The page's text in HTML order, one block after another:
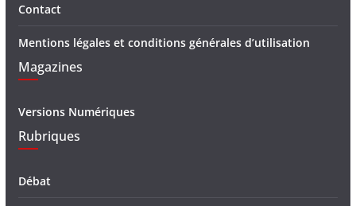
Contact
Mentions légales et conditions générales d’utilisation
Magazines
Versions Numériques
Rubriques
Débat